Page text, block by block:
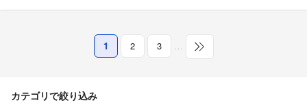
1 2 3 …
カテゴリで絞り込み